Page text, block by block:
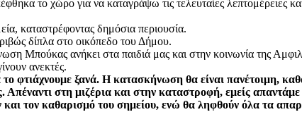
το χώρο για να καταγράψω τις τελευταίες λεπτομέρειες
καταστρέφοντας δημόσια περιουσία.
δίπλα στο οικόπεδο του Δήμου.
Μπούκας ανήκει στα παιδιά μας και στην κοινωνία της
ανεκτές.
φτιάχνουμε ξανά. Η κατασκήνωση θα είναι πανέτοιμη,
στη μιζέρια και στην καταστροφή, εμείς
τον καθαρισμό του σημείου, ενώ θα ληφθούν όλα τα